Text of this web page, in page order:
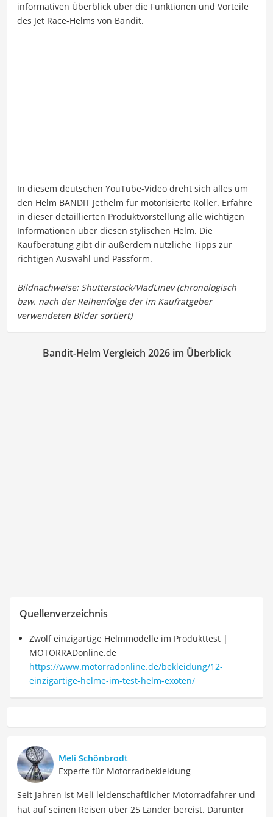
informativen Überblick über die Funktionen und Vorteile
des Jet Race-Helms von Bandit.
In diesem deutschen YouTube-Video dreht sich alles um
den Helm BANDIT Jethelm für motorisierte Roller. Erfahre
in dieser detaillierten Produktvorstellung alle wichtigen
Informationen über diesen stylischen Helm. Die
Kaufberatung gibt dir außerdem nützliche Tipps zur
richtigen Auswahl und Passform.
Bandit-Helm Vergleich 2026 im Überblick
Quellenverzeichnis
Zwölf einzigartige Helmmodelle im Produkttest |
MOTORRADonline.de
https://www.motorradonline.de/bekleidung/12-
einzigartige-helme-im-test-helm-exoten/
Meli Schönbrodt
Experte für Motorradbekleidung
Seit Jahren ist Meli leidenschaftlicher Motorradfahrer und
hat auf seinen Reisen über 25 Länder bereist. Darunter